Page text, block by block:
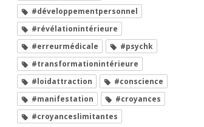
#développementpersonnel
#révélationintérieure
#erreurmédicale
#psychk
#transformationintérieure
#loidattraction
#conscience
#manifestation
#croyances
#croyanceslimitantes